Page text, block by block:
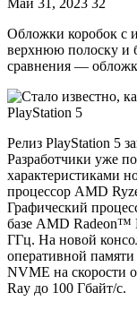
Обложки коробок с
верхнюю полоску и
сравнения —
Релиз PlayStation 5
Разработчики уже
характеристиками
процессор AMD
Графический
базе AMD Radeon™
ГГц. На новой
оперативной
NVME на скорости
Ray до 100 Гбайт/с.